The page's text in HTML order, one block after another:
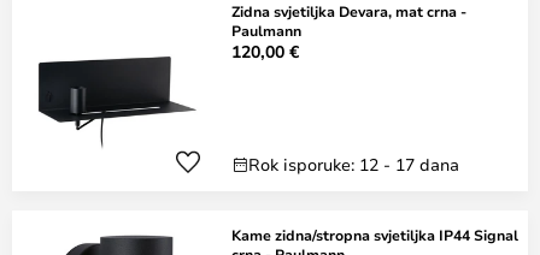
Zidna svjetiljka Devara, mat crna -
Paulmann
120,00 €
Rok isporuke: 12 - 17 dana
Kame zidna/stropna svjetiljka IP44 Signal